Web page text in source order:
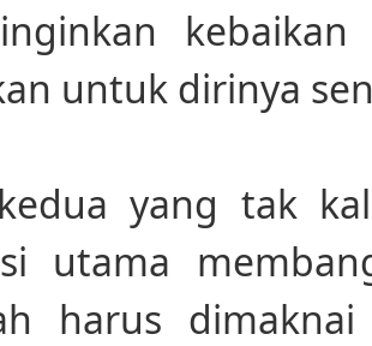
untuk dirinya
yang tak
utama
harus